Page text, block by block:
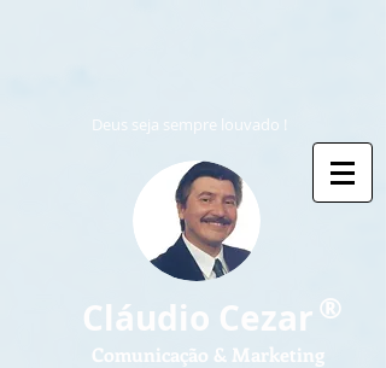
®
Cláudio Cezar
Comunicação & Marketing
Deus seja sempre louvado !